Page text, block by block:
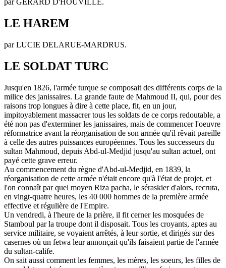
par GÉRARD D'HOUVILLE.
LE HAREM
par LUCIE DELARUE-MARDRUS.
LE SOLDAT TURC
Jusqu'en 1826, l'armée turque se composait des différents corps de la
milice des janissaires. La grande faute de Mahmoud II, qui, pour des
raisons trop longues à dire à cette place, fit, en un jour,
impitoyablement massacrer tous les soldats de ce corps redoutable, a
été non pas d'exterminer les janissaires, mais de commencer l'oeuvre
réformatrice avant la réorganisation de son armée qu'il rêvait pareille
à celle des autres puissances européennes. Tous les successeurs du
sultan Mahmoud, depuis Abd-ul-Medjid jusqu'au sultan actuel, ont
payé cette grave erreur.
Au commencement du règne d'Abd-ul-Medjid, en 1839, la
réorganisation de cette armée n'était encore qu'à l'état de projet, et
l'on connaît par quel moyen Riza pacha, le séraskier d'alors, recruta,
en vingt-quatre heures, les 40 000 hommes de la première armée
effective et régulière de l'Empire.
Un vendredi, à l'heure de la prière, il fit cerner les mosquées de
Stamboul par la troupe dont il disposait. Tous les croyants, aptes au
service militaire, se voyaient arrêtés, à leur sortie, et dirigés sur des
casernes où un fetwa leur annonçait qu'ils faisaient partie de l'armée
du sultan-calife.
On sait aussi comment les femmes, les mères, les soeurs, les filles de